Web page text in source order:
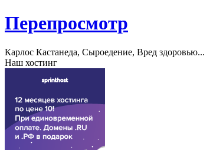
Перепросмотр
Карлос Кастанеда, Сыроедение, Вред здоровью...
Наш хостинг